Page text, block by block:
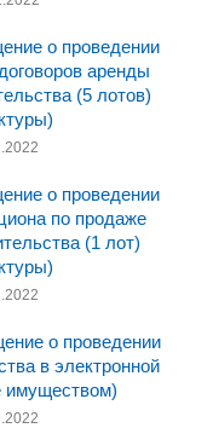
о проведении
аренды
(5 лотов)
о проведении
по продаже
(1 лот)
о проведении
в электронной
имуществом)